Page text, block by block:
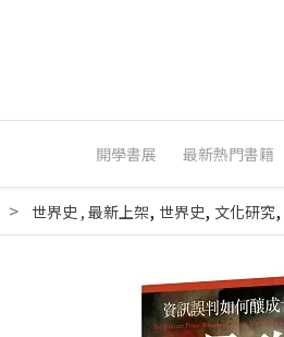
開學書展 最新熱門書籍
世界史 , 最新上架, 世界史, 文化研究,